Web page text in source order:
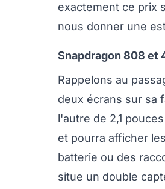
exactement ce prix
nous donner une
Snapdragon 808 et
Rappelons au
deux écrans sur sa
l'autre de 2,1
et pourra afficher
batterie ou des
situe un double